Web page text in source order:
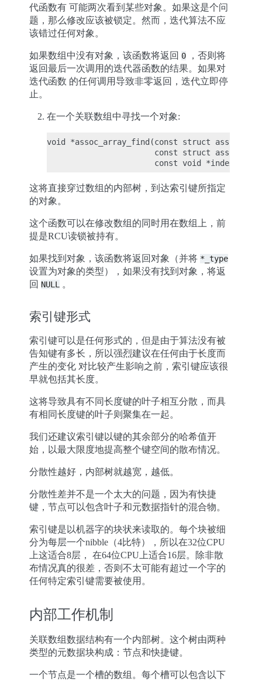
代函数有 可能两次看到某些对象。如果这是个问
题，那么修改应该被锁定。然而，迭代算法不应
该错过任何对象。
如果数组中没有对象，该函数将返回 0 ，否则将
返回最后一次调用的迭代器函数的结果。如果对
迭代函数 的任何调用导致非零返回，迭代立即停
止。
在一个关联数组中寻找一个对象:
void *assoc_array_find(const struct
const struct
这将直接穿过数组的内部树，到达索引键所指定
的对象。
这个函数可以在修改数组的同时用在数组上，前
提是RCU读锁被持有。
如果找到对象，该函数将返回对象（并将 *_type
设置为对象的类型），如果没有找到对象，将返
回 NULL 。
索引键形式
索引键可以是任何形式的，但是由于算法没有被
告知键有多长，所以强烈建议在任何由于长度而
产生的变化 对比较产生影响之前，索引键应该很
早就包括其长度。
这将导致具有不同长度键的叶子相互分散，而具
有相同长度键的叶子则聚集在一起。
我们还建议索引键以键的其余部分的哈希值开
始，以最大限度地提高整个键空间的散布情况。
分散性越好，内部树就越宽，越低。
分散性差并不是一个太大的问题，因为有快捷
键，节点可以包含叶子和元数据指针的混合物。
索引键是以机器字的块状来读取的。每个块被细
分为每层一个nibble（4比特），所以在32位CPU
上这适合8层， 在64位CPU上适合16层。除非散
布情况真的很差，否则不太可能有超过一个字的
任何特定索引键需要被使用。
内部工作机制
关联数组数据结构有一个内部树。这个树由两种
类型的元数据块构成：节点和快捷键。
一个节点是一个槽的数组。每个槽可以包含以下